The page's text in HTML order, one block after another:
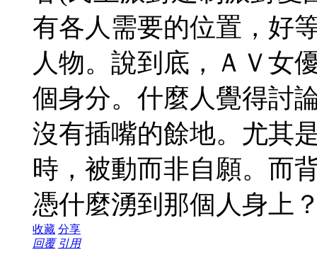
有各人需要的位置，好
人物。說到底，ＡＶ女
個身分。什麼人覺得討
沒有插嘴的餘地。尤其
時，被動而非自願。而
憑什麼湧到那個人身上
收藏 分享
回覆 引用